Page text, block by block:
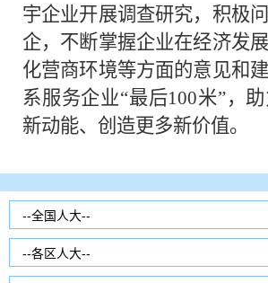
宇企业开展调查研究，积极
企，不断掌握企业在经济发
化营商环境等方面的意见和
系服务企业“最后100米”，
新动能、创造更多新价值。